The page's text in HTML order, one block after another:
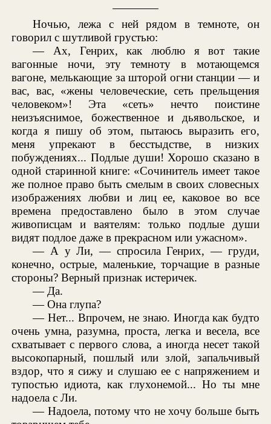
Ночью, лежа с ней рядом в темноте, он
говорил с шутливой грустью:
— Ах, Генрих, как люблю я вот такие
вагонные ночи, эту темноту в мотающемся
вагоне, мелькающие за шторой огни станции — и
вас, вас, «жены человеческие, сеть прельщения
человеком»! Эта «сеть» нечто поистине
неизъяснимое, божественное и дьявольское, и
когда я пишу об этом, пытаюсь выразить его,
меня упрекают в бесстыдстве, в низких
побуждениях... Подлые души! Хорошо сказано в
одной старинной книге: «Сочинитель имеет такое
же полное право быть смелым в своих словесных
изображениях любви и лиц ее, каковое во все
времена предоставлено было в этом случае
живописцам и ваятелям: только подлые души
видят подлое даже в прекрасном или ужасном».
— А у Ли, — спросила Генрих, — груди,
конечно, острые, маленькие, торчащие в разные
стороны? Верный признак истеричек.
— Да.
— Она глупа?
— Нет... Впрочем, не знаю. Иногда как будто
очень умна, разумна, проста, легка и весела, все
схватывает с первого слова, а иногда несет такой
высокопарный, пошлый или злой, запальчивый
вздор, что я сижу и слушаю ее с напряжением и
тупостью идиота, как глухонемой... Но ты мне
надоела с Ли.
— Надоела, потому что не хочу больше быть